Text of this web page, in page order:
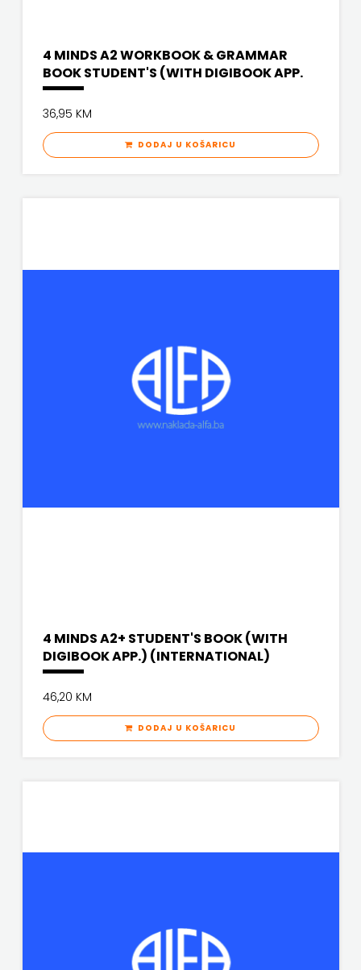
4 MINDS A2 WORKBOOK & GRAMMAR
BOOK STUDENT'S (WITH DIGIBOOK APP.
36,95 KM
DODAJ U KOŠARICU
4 MINDS A2+ STUDENT'S BOOK (WITH
DIGIBOOK APP.) (INTERNATIONAL)
46,20 KM
DODAJ U KOŠARICU